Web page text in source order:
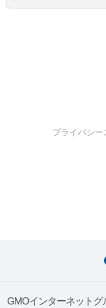
プライバシー
GMOインターネット